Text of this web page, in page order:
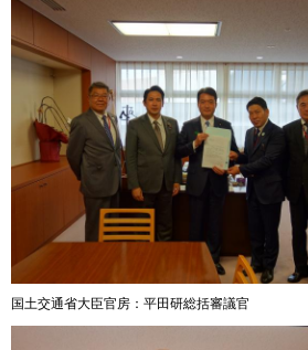
国土交通省大臣官房：平田研総括審議官